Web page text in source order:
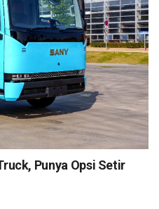
Punya Opsi Setir